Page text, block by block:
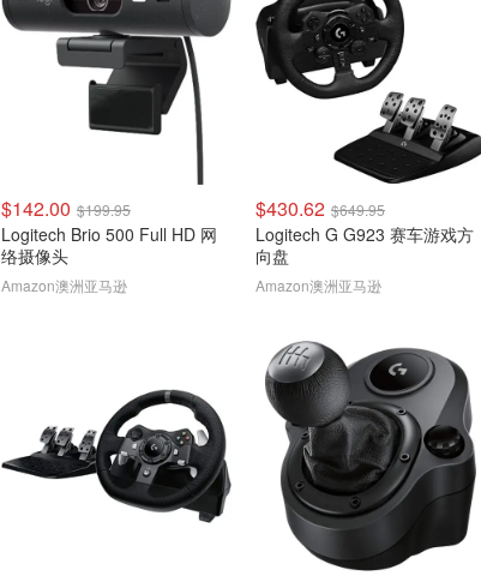
$142.00 $199.95
Logitech Brio 500 Full HD 网
络摄像头
Amazon澳洲亚马逊
$430.62 $649.95
Logitech G G923 赛车游戏方
向盘
Amazon澳洲亚马逊